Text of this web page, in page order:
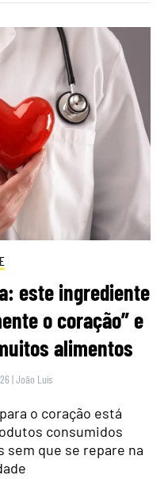
este ingrediente
o coração” e
alimentos
|João Luís
o coração está
consumidos
que se repare na